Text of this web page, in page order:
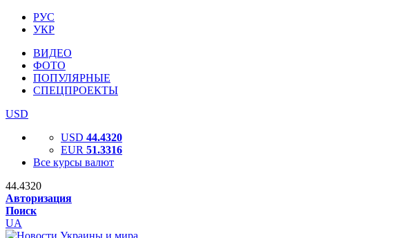
РУС
УКР
ВИДЕО
ФОТО
ПОПУЛЯРНЫЕ
СПЕЦПРОЕКТЫ
USD
USD 44.4320
EUR 51.3316
Все курсы валют
44.4320
Авторизация
Поиск
UA